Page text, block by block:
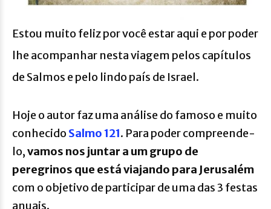
Estou muito feliz por você estar aqui e por poder
lhe acompanhar nesta viagem pelos capítulos
de Salmos e pelo lindo país de Israel.
Hoje o autor faz uma análise do famoso e muito
conhecido Salmo 121. Para poder compreende-
lo,vamos nos juntar a um grupo de
peregrinos que está viajando para Jerusalém
com o objetivo de participar de uma das 3 festas
anuais.